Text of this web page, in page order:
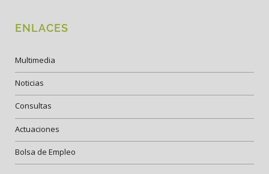
ENLACES
Multimedia
Noticias
Consultas
Actuaciones
Bolsa de Empleo